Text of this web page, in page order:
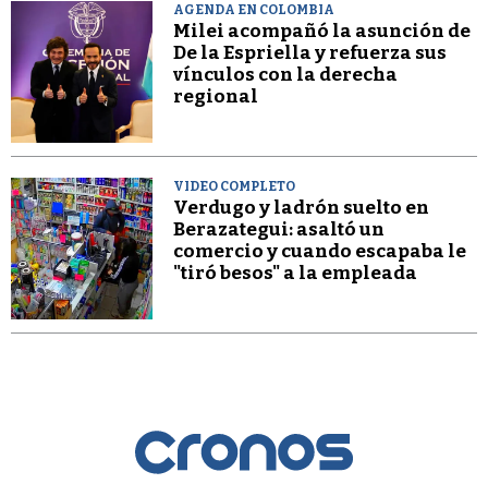
AGENDA EN COLOMBIA
Milei acompañó la asunción de
De la Espriella y refuerza sus
vínculos con la derecha
regional
VIDEO COMPLETO
Verdugo y ladrón suelto en
Berazategui: asaltó un
comercio y cuando escapaba le
"tiró besos" a la empleada